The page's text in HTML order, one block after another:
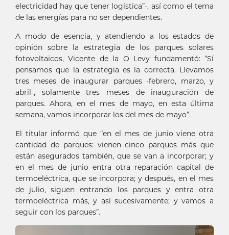
electricidad hay que tener logística”-, así como el tema
de las energías para no ser dependientes.
A modo de esencia, y atendiendo a los estados de
opinión sobre la estrategia de los parques solares
fotovoltaicos, Vicente de la O Levy fundamentó: “Sí
pensamos que la estrategia es la correcta. Llevamos
tres meses de inaugurar parques -febrero, marzo, y
abril-, solamente tres meses de inauguración de
parques. Ahora, en el mes de mayo, en esta última
semana, vamos incorporar los del mes de mayo”.
El titular informó que “en el mes de junio viene otra
cantidad de parques: vienen cinco parques más que
están asegurados también, que se van a incorporar; y
en el mes de junio entra otra reparación capital de
termoeléctrica, que se incorpora; y después, en el mes
de julio, siguen entrando los parques y entra otra
termoeléctrica más, y así sucesivamente; y vamos a
seguir con los parques”.